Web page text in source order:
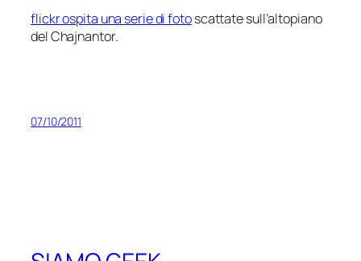
flickr ospita una serie di fotoscattate sull’altopiano
del Chajnantor.
07/10/2011